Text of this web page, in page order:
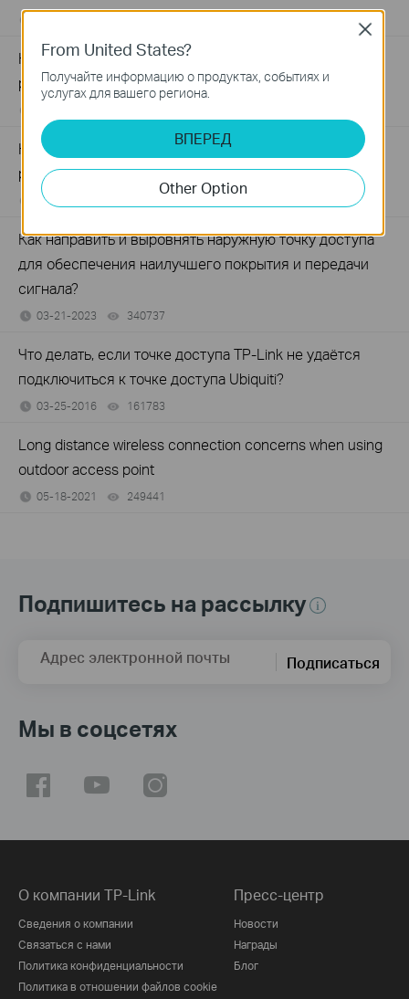
Настройка TL-WA5110G/TL-WA5210G в режиме
ретранслятора
Как настроить работу моей точки доступа (ТД) в
режиме Клиент
08-31-2011
Как направить и выровнять наружную точку доступа
для обеспечения наилучшего покрытия и передачи
сигнала?
03-21-2023 340737
Что делать, если точке доступа TP-Link не удаётся
подключиться к точке доступа Ubiquiti?
03-25-2016 161783
Long distance wireless connection concerns when using
outdoor access point
05-18-2021 249441
Подпишитесь на рассылку
Адрес электронной почты Подписаться
Мы в соцсетях
О компании TP-Link
Сведения о компании
Связаться с нами
Политика конфиденциальности
Политика в отношении файлов cookie
Пресс-центр
Новости
Награды
Блог
From United States?
Получайте информацию о продуктах, событиях и
услугах для вашего региона.
ВПЕРЕД
Other Option
Close